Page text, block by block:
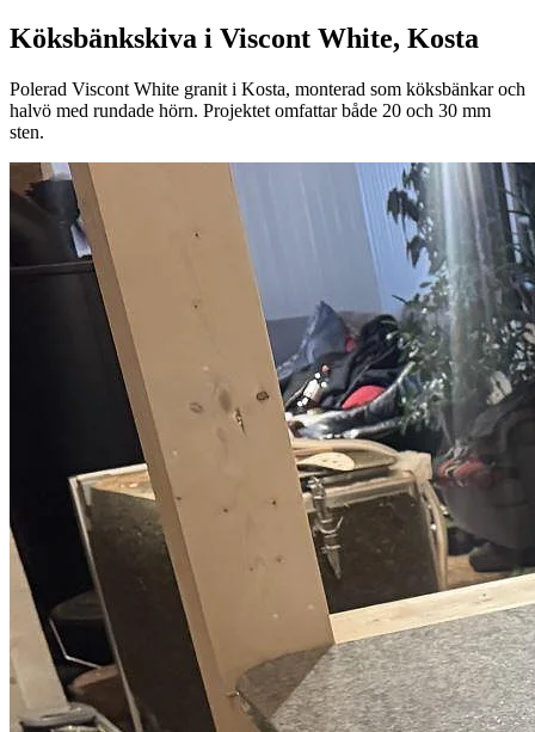
Köksbänkskiva i Viscont White, Kosta
Polerad Viscont White granit i Kosta, monterad som köksbänkar och
halvö med rundade hörn. Projektet omfattar både 20 och 30 mm
sten.